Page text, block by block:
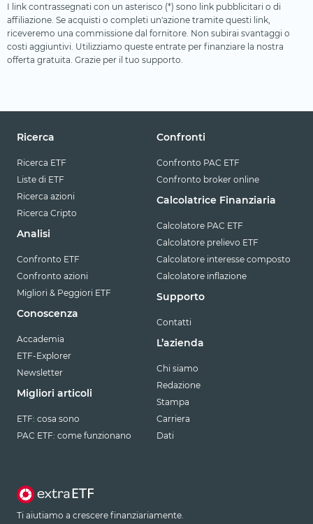
I link contrassegnati con un asterisco (*) sono link pubblicitari o di
affiliazione. Se acquisti o completi un'azione tramite questi link,
riceveremo una commissione dal fornitore. Non subirai svantaggi o
costi aggiuntivi. Utilizziamo queste entrate per finanziare la nostra
offerta gratuita. Grazie per il tuo supporto.
Ricerca
Ricerca ETF
Liste di ETF
Ricerca azioni
Ricerca Cripto
Analisi
Confronto ETF
Confronto azioni
Migliori & Peggiori ETF
Conoscenza
Accademia
ETF-Explorer
Newsletter
Migliori articoli
ETF: cosa sono
PAC ETF: come funzionano
Confronti
Confronto PAC ETF
Confronto broker online
Calcolatrice Finanziaria
Calcolatore PAC ETF
Calcolatore prelievo ETF
Calcolatore interesse composto
Calcolatore inflazione
Supporto
Contatti
L’azienda
Chi siamo
Redazione
Stampa
Carriera
Dati
Ti aiutiamo a crescere finanziariamente.